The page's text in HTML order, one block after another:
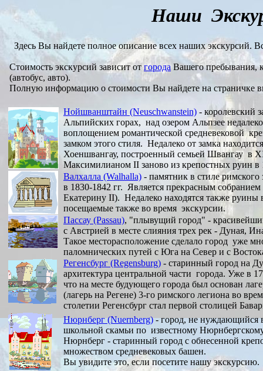
Наши
Здесь Вы найдете полное описание всех наших экскурсий.
Стоимость экскурсий зависит от городаВашего пребывания,
(автобус, авто).
Полную информацию о стоимости Вы найдете на страничке
Нойшванштайн (Neuschwanstein) - королевский
Альпийских горах, над озером Альпзее
воплощением романтической средневековой
замком этого стиля. Недалеко от замка
Хоеншвангау, построенный семьей Швангау в
Максимилианом II заново из крепостных руин в
Валхалла (Walhalla) - памятник в стиле
в 1830-1842 гг. Является прекрасным
Екатерину II). Недалеко находятся также руины
посещаемые также во время экскурсии.
Пассау (Passau), "плывущий город" -
с Австрией в месте слияния трех рек - Дуная,
Такое месторасположение сделало город уже
паломнических путей с Юга на Север и с
Регенсбург (Regensburg) - старинный город на
архитектура центральной части города. Уже в
что на месте будующего города был основан
(лагерь на Регене) 3-го римского легиона во
столетии Регенсбург стал первой столицей
Нюрнберг (Nuernberg)- город, не нуждающийся
школьной скамьи по известному
Нюрнберг - старинный город с обнесенной
множеством средневековых башен.
Вы увидите это, если посетите нашу экскурсию.